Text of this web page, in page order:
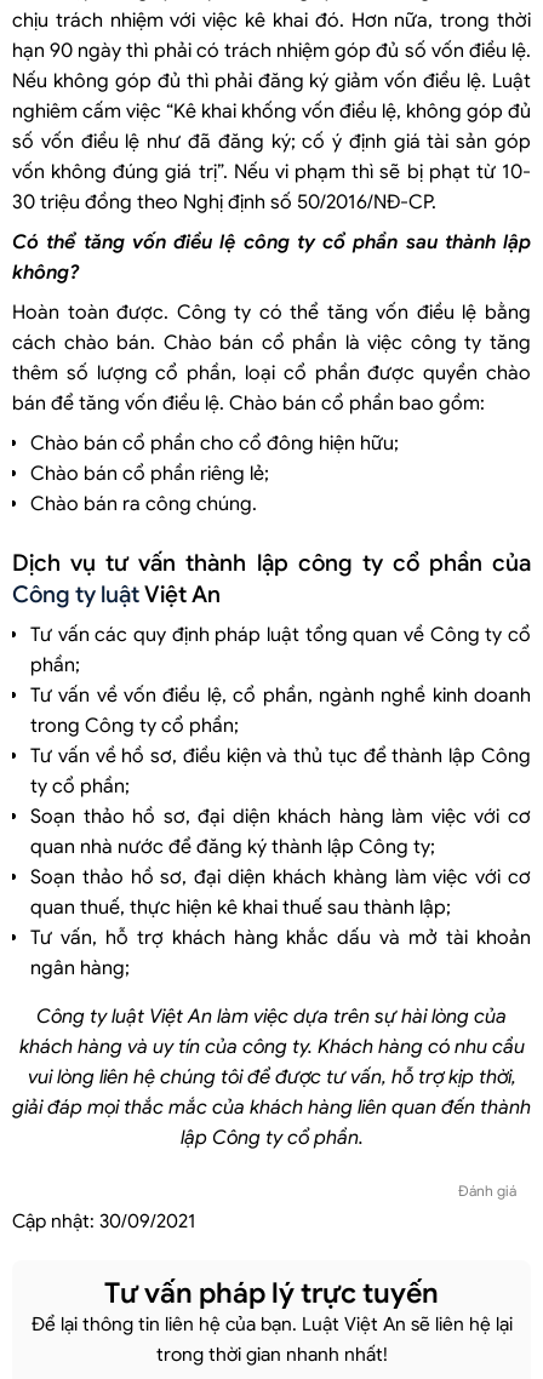
chịu trách nhiệm với việc kê khai đó. Hơn nữa, trong thời
hạn 90 ngày thì phải có trách nhiệm góp đủ số vốn điều lệ.
Nếu không góp đủ thì phải đăng ký giảm vốn điều lệ. Luật
nghiêm cấm việc “Kê khai khống vốn điều lệ, không góp đủ
số vốn điều lệ như đã đăng ký; cố ý định giá tài sản góp
vốn không đúng giá trị”. Nếu vi phạm thì sẽ bị phạt từ 10-
30 triệu đồng theo Nghị định số 50/2016/NĐ-CP.
Có thể tăng vốn điều lệ công ty cổ phần sau thành lập
không?
Hoàn toàn được. Công ty có thể tăng vốn điều lệ bằng
cách chào bán. Chào bán cổ phần là việc công ty tăng
thêm số lượng cổ phần, loại cổ phần được quyền chào
bán để tăng vốn điều lệ. Chào bán cổ phần bao gồm:
Chào bán cổ phần cho cổ đông hiện hữu;
Chào bán cổ phần riêng lẻ;
Chào bán ra công chúng.
Dịch vụ tư vấn thành lập công ty cổ phần của
Công ty luậtViệt An
Tư vấn các quy định pháp luật tổng quan về Công ty cổ
phần;
Tư vấn về vốn điều lệ, cổ phần, ngành nghề kinh doanh
trong Công ty cổ phần;
Tư vấn về hồ sơ, điều kiện và thủ tục để thành lập Công
ty cổ phần;
Soạn thảo hồ sơ, đại diện khách hàng làm việc với cơ
quan nhà nước để đăng ký thành lập Công ty;
Soạn thảo hồ sơ, đại diện khách khàng làm việc với cơ
quan thuế, thực hiện kê khai thuế sau thành lập;
Tư vấn, hỗ trợ khách hàng khắc dấu và mở tài khoản
ngân hàng;
Công ty luật Việt An làm việc dựa trên sự hài lòng của
khách hàng và uy tín của công ty. Khách hàng có nhu cầu
vui lòng liên hệ chúng tôi để được tư vấn, hỗ trợ kịp thời,
giải đáp mọi thắc mắc của khách hàng liên quan đến thành
lập Công ty cổ phần.
Đánh giá
Cập nhật: 30/09/2021
Tư vấn pháp lý trực tuyến
Để lại thông tin liên hệ của bạn. Luật Việt An sẽ liên hệ lại
trong thời gian nhanh nhất!